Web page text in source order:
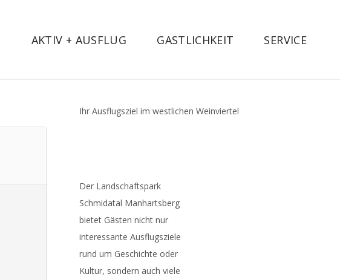
AKTIV + AUSFLUG GASTLICHKEIT SERVICE
Ihr Ausflugsziel im westlichen Weinviertel
Der Landschaftspark
Schmidatal Manhartsberg
bietet Gästen nicht nur
interessante Ausflugsziele
rund um Geschichte oder
Kultur, sondern auch viele